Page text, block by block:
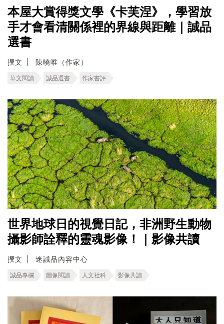
本屋大賞得獎文學《卡芙涅》，學習放
手才會看清關係裡的界線與距離｜誠品
選書
撰文 陳曉唯（作家）
華文閱讀 誠品選書 作家書評
世界地球日的視覺日記，非洲野生動物
攝影師詮釋的靈魂影像！｜影像共讀
撰文 迷誠品內容中心
誠品專欄 圖像閱讀 人文社科 影像共讀